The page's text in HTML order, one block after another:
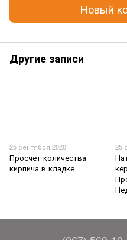
Новый
Другие записи
25 сентября 2020
Просчет количества
кирпича в кладке
25